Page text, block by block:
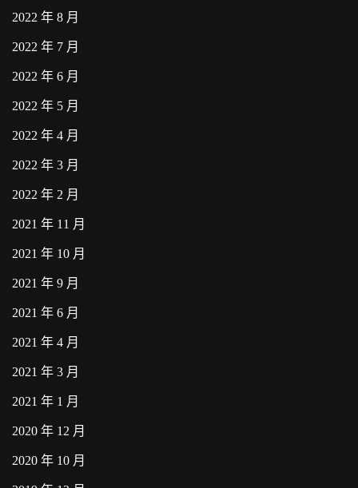
2022 年 8 月
2022 年 7 月
2022 年 6 月
2022 年 5 月
2022 年 4 月
2022 年 3 月
2022 年 2 月
2021 年 11 月
2021 年 10 月
2021 年 9 月
2021 年 6 月
2021 年 4 月
2021 年 3 月
2021 年 1 月
2020 年 12 月
2020 年 10 月